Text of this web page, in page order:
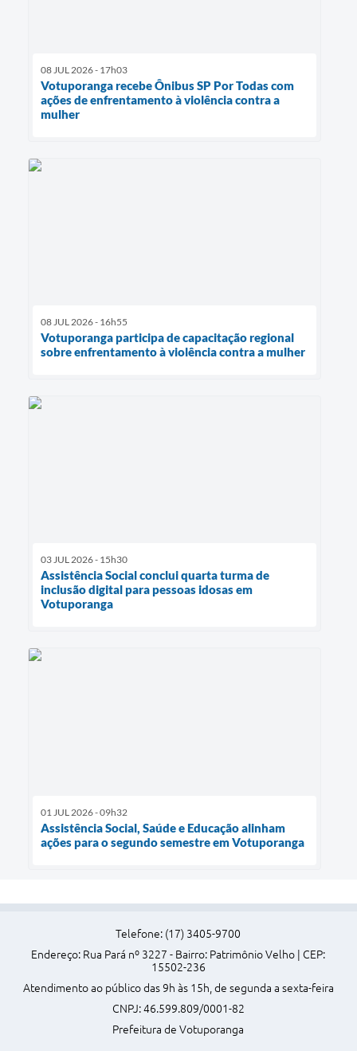
08 JUL 2026 - 17h03
Votuporanga recebe Ônibus SP Por Todas com
ações de enfrentamento à violência contra a
mulher
08 JUL 2026 - 16h55
Votuporanga participa de capacitação regional
sobre enfrentamento à violência contra a mulher
03 JUL 2026 - 15h30
Assistência Social conclui quarta turma de
inclusão digital para pessoas idosas em
Votuporanga
01 JUL 2026 - 09h32
Assistência Social, Saúde e Educação alinham
ações para o segundo semestre em Votuporanga
Telefone: (17) 3405-9700
Endereço: Rua Pará nº 3227 - Bairro: Patrimônio Velho | CEP:
15502-236
Atendimento ao público das 9h às 15h, de segunda a sexta-feira
CNPJ: 46.599.809/0001-82
Prefeitura de Votuporanga